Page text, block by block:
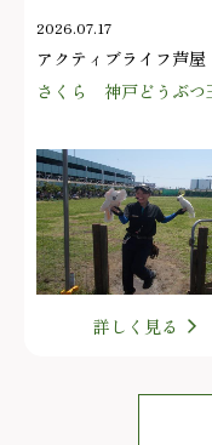
2026.07.17
アクティブライフ芦屋
さくら 神戸どうぶつ
詳しく見る